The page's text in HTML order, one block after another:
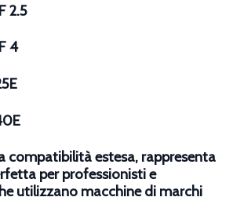
2.5
4
compatibilità estesa, rappresenta
per professionisti e
utilizzano macchine di marchi